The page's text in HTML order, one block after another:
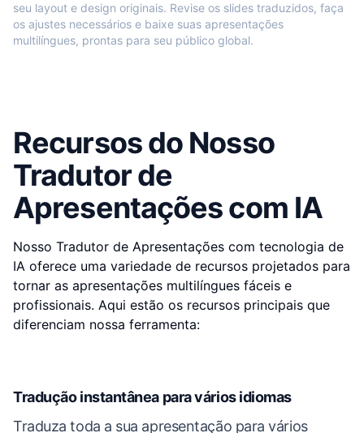
seu layout e design originais. Revise os slides traduzidos, faça
os ajustes necessários e baixe suas apresentações
multilíngues, prontas para seu público global.
Recursos do Nosso
Tradutor de
Apresentações com IA
Nosso Tradutor de Apresentações com tecnologia de
IA oferece uma variedade de recursos projetados para
tornar as apresentações multilíngues fáceis e
profissionais. Aqui estão os recursos principais que
diferenciam nossa ferramenta:
Tradução instantânea para vários idiomas
Traduza toda a sua apresentação para vários